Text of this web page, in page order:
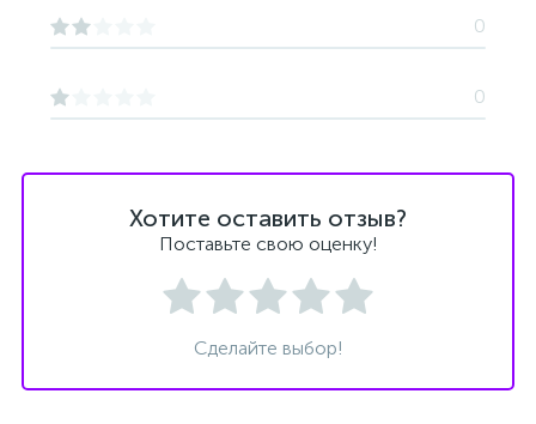
Хотите оставить отзыв?
Поставьте свою оценку!
Сделайте выбор!
0
0